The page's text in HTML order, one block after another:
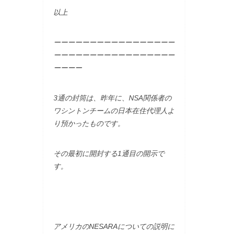
以上
ーーーーーーーーーーーーーーーーー
ーーーーーーーーーーーーーーーーー
ーーーー
3通の封筒は、昨年に、NSA関係者の
ワシントンチームの日本在住代理人よ
り預かったものです。
その最初に開封する1通目の開示で
す。
アメリカのNESARAについての説明に